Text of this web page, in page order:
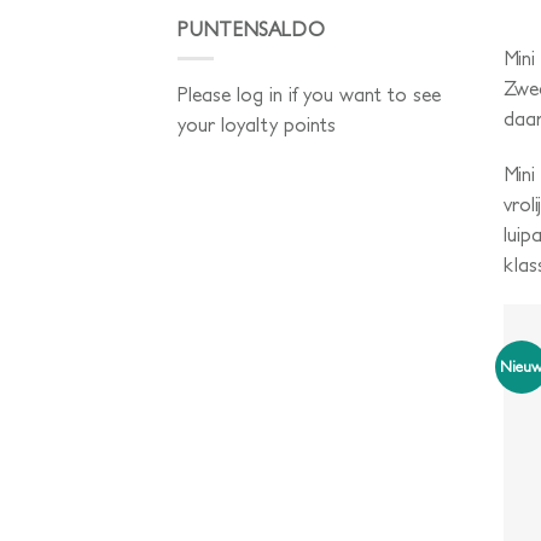
PUNTENSALDO
Please log in if you want to see
your loyalty points